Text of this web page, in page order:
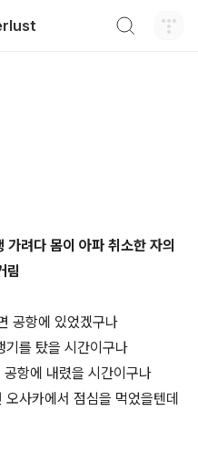
가려다 몸이 아파 취소한 자의
림
공항에 있었겠구나
를 탔을 시간이구나
항에 내렸을 시간이구나
사카에서 점심을 먹었을텐데